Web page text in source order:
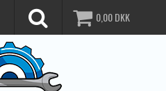
0,00DKK